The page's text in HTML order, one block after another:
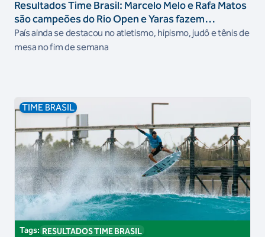
Resultados Time Brasil: Marcelo Melo e Rafa Matos
são campeões do Rio Open e Yaras fazem
campanha histórica no Circuito Mundial de rugby
País ainda se destacou no atletismo, hipismo, judô e tênis de
mesa no fim de semana
TIME BRASIL
Tags: RESULTADOS TIME BRASIL